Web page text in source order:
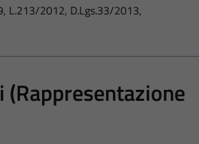
L.213/2012, D.Lgs.33/2013,